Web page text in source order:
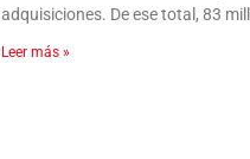
adquisiciones. De ese total, 83
Leer más »